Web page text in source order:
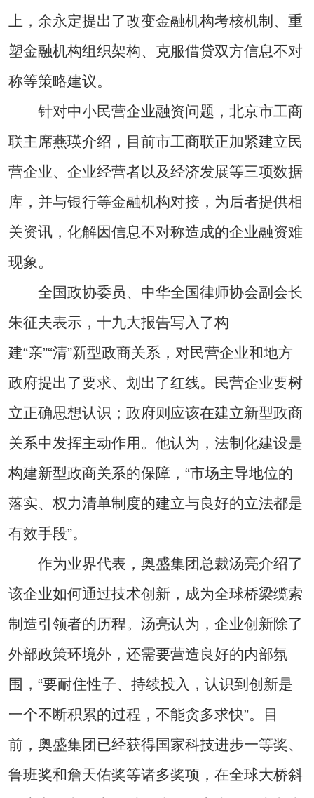
上，余永定提出了改变金融机构考核机制、重
塑金融机构组织架构、克服借贷双方信息不对
称等策略建议。
针对中小民营企业融资问题，北京市工商
联主席燕瑛介绍，目前市工商联正加紧建立民
营企业、企业经营者以及经济发展等三项数据
库，并与银行等金融机构对接，为后者提供相
关资讯，化解因信息不对称造成的企业融资难
现象。
全国政协委员、中华全国律师协会副会长
朱征夫表示，十九大报告写入了构
建“亲”“清”新型政商关系，对民营企业和地方
政府提出了要求、划出了红线。民营企业要树
立正确思想认识；政府则应该在建立新型政商
关系中发挥主动作用。他认为，法制化建设是
构建新型政商关系的保障，“市场主导地位的
落实、权力清单制度的建立与良好的立法都是
有效手段”。
作为业界代表，奥盛集团总裁汤亮介绍了
该企业如何通过技术创新，成为全球桥梁缆索
制造引领者的历程。汤亮认为，企业创新除了
外部政策环境外，还需要营造良好的内部氛
围，“要耐住性子、持续投入，认识到创新是
一个不断积累的过程，不能贪多求快”。目
前，奥盛集团已经获得国家科技进步一等奖、
鲁班奖和詹天佑奖等诸多奖项，在全球大桥斜